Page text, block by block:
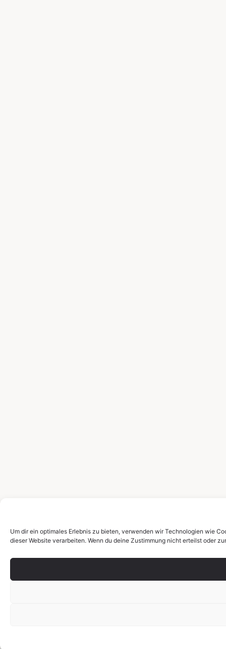
Um dir ein optimales Erlebnis zu bieten, verwenden wir Technologien wie
dieser Website verarbeiten. Wenn du deine Zustimmung nicht erteilst oder